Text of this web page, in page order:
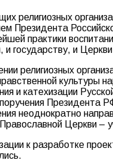
религиозных
Президента
практики
и государству, и
религиозных
культуры
и катехизации
неоднократно
Церкви
к разработке